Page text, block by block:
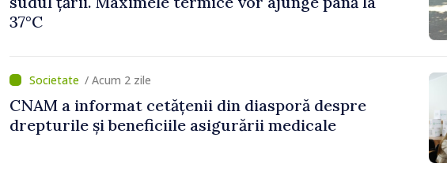
37°C
/ Acum 2 zile
CNAM a informat cetățenii din diasporă despre
drepturile și beneficiile asigurării medicale